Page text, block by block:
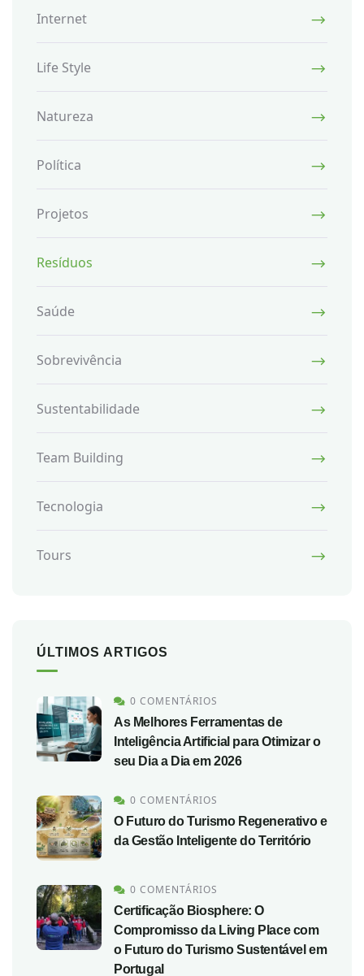
Internet
Life Style
Natureza
Política
Projetos
Resíduos
Saúde
Sobrevivência
Sustentabilidade
Team Building
Tecnologia
Tours
ÚLTIMOS ARTIGOS
0 COMENTÁRIOS
As Melhores Ferramentas de
Inteligência Artificial para Otimizar o
seu Dia a Dia em 2026
0 COMENTÁRIOS
O Futuro do Turismo Regenerativo e
da Gestão Inteligente do Território
0 COMENTÁRIOS
Certificação Biosphere: O
Compromisso da Living Place com
o Futuro do Turismo Sustentável em
Portugal